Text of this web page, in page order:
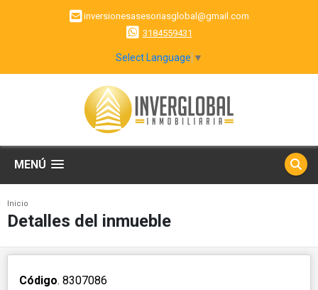
inversionesasesoriasglobal@gmail.com
3184559431
Select Language ▼
MENÚ
Inicio
Detalles del inmueble
Código. 8307086